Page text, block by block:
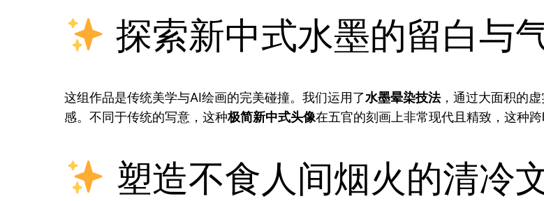
探索新中式水墨的留白与
这组作品是传统美学与AI绘画的完美碰撞。我们运用了水墨晕染技法，通过大面积的
感。不同于传统的写意，这种极简新中式头像在五官的刻画上非常现代且精致，这种
塑造不食人间烟火的清冷